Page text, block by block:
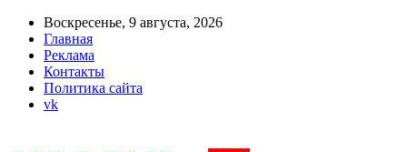
Воскресенье, 9 августа, 2026
Главная
Реклама
Контакты
Политика сайта
vk